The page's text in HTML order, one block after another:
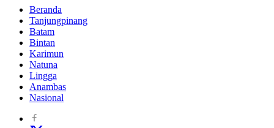
Beranda
Tanjungpinang
Batam
Bintan
Karimun
Natuna
Lingga
Anambas
Nasional